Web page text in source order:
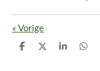
« Vorige
D
D
S
D